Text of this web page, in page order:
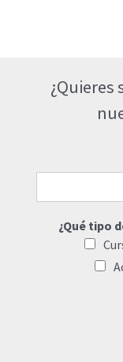
¿Quieres
¿Qué tipo